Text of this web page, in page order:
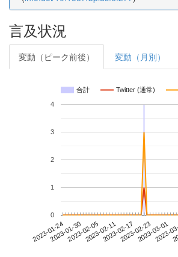
言及状況
変動（ピーク前後） 変動（月別）
合計 Twitter (通常)
2023-01-242023-01-302023-02-052023-02-112023-02-172023-02-232023-03-01
2023-
0
1
2
3
4